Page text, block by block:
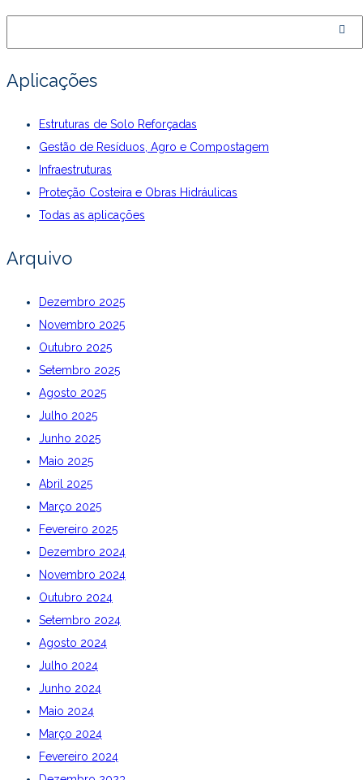
Aplicações
Estruturas de Solo Reforçadas
Gestão de Resíduos, Agro e Compostagem
Infraestruturas
Proteção Costeira e Obras Hidráulicas
Todas as aplicações
Arquivo
Dezembro 2025
Novembro 2025
Outubro 2025
Setembro 2025
Agosto 2025
Julho 2025
Junho 2025
Maio 2025
Abril 2025
Março 2025
Fevereiro 2025
Dezembro 2024
Novembro 2024
Outubro 2024
Setembro 2024
Agosto 2024
Julho 2024
Junho 2024
Maio 2024
Março 2024
Fevereiro 2024